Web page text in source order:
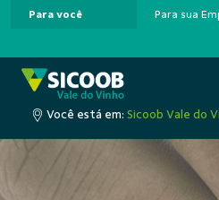
Pular para o Conteúdo principal
Para você Para sua
Você está em: Sicoob Vale do